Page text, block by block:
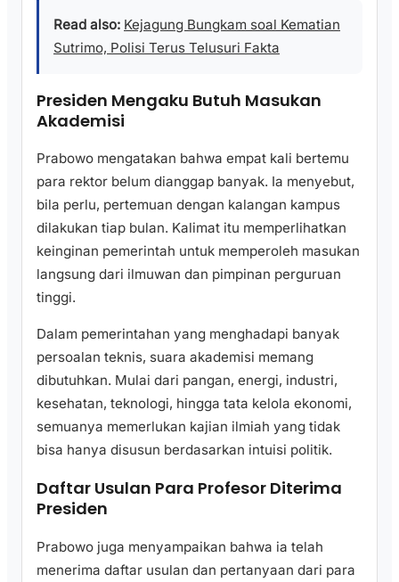
Read also: Kejagung Bungkam soal Kematian
Sutrimo, Polisi Terus Telusuri Fakta
Presiden Mengaku Butuh Masukan
Akademisi
Prabowo mengatakan bahwa empat kali bertemu
para rektor belum dianggap banyak. Ia menyebut,
bila perlu, pertemuan dengan kalangan kampus
dilakukan tiap bulan. Kalimat itu memperlihatkan
keinginan pemerintah untuk memperoleh masukan
langsung dari ilmuwan dan pimpinan perguruan
tinggi.
Dalam pemerintahan yang menghadapi banyak
persoalan teknis, suara akademisi memang
dibutuhkan. Mulai dari pangan, energi, industri,
kesehatan, teknologi, hingga tata kelola ekonomi,
semuanya memerlukan kajian ilmiah yang tidak
bisa hanya disusun berdasarkan intuisi politik.
Daftar Usulan Para Profesor Diterima
Presiden
Prabowo juga menyampaikan bahwa ia telah
menerima daftar usulan dan pertanyaan dari para